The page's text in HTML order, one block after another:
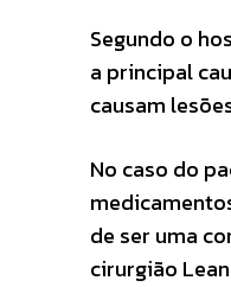
Segundo o
a principal
causam
No caso do
de ser uma
cirurgião